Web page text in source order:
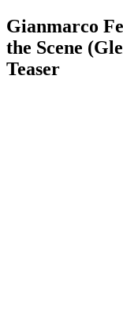
Gianmarco
the Scene
Teaser